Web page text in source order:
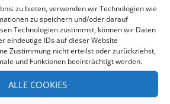
zu bieten, verwenden wir Technologien wie
zu speichern und/oder darauf
Technologien zustimmst, können wir Daten
eindeutige IDs auf dieser Website
Zustimmung nicht erteilst oder zurückziehst,
und Funktionen beeinträchtigt werden.
ALLE COOKIES